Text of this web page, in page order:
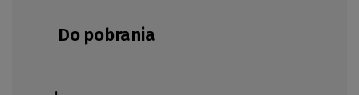
Do pobrania